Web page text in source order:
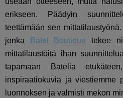
erikseen. Päädyin
teettämään sen
jonka
Batel Boutique tekee
mittatilaustöitä ihan
tapamaan Batelia
inspiraatiokuvia ja viestiemme
luonnoksen ja valmisti mekon